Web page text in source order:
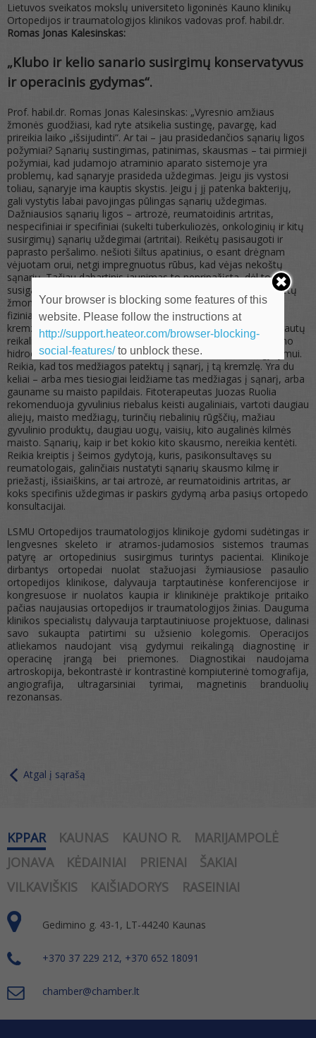
Lietuvos sveikatos mokslų universiteto ligoninės Kauno klinikų
Ortopedijos ir traumatologijos klinikos vadovas prof. habil.dr.
Romas Jonas Kalesinskas:
„Klubo ir kelio sanario susirgimų konservatyvus
ir operacinis gydymas“.
Prof. habil.dr. Romas Jonas Kalesinskas: „Vyresnio amžiaus
žmonės guodžiasi, kad ryte atsikelia sustingę, pavargę, kad
prireikia laiko „išsijudinti“. Ar tai – jau prasidedančios sąnarių ligos
požymiai? Sąnarių sustingimas, patinimas, skausmas – tai pirmieji
požymiai, kad judamojo atraminio aparato sistemoje yra
problemų, kad sąnaryje prasideda uždegimas. Jeigu jis vystosi
toliau, sąnaryje ima kauptis skystis. Jeigu į jį patenka bakterijų,
gali vystytis labai pavojingas pūlingas sąnarių uždegimas.
Dažniausios sąnarių ligos – artrozė, reumatoidinis artritas,
nespecifiniai ir specifiniai (sukelti tuberkuliozės, onkologinių ir kitų
susirgimų) sąnarių uždegimai (artritai). Reikėtų pasisaugoti ir
paprasto peršalimo. nešioti šiltus apatinius, o esant drėgnam
vėjuotam orui, netgi impregnuotus rūbus, kad vėjas nekoštų
sąnarių. Tačiau dabartinis jaunimas to nepripažįsta, dėl to
susigadina sąnarius. Gydytojams tenka konsultuoti 40 -50 metų
žmones, kurie pradeda užsiiminėti neadekvačia gimnastika,
fiziniais krūviais ir pan. Tai suspaudžia, traumuoja sąnarių
kremzlę, kuri atsistatyti nebegali. Labai svarbu, kad sąnariai gautų
reikalingų medžiagų. Jų yra maisto papilduose su gliukozamino
hidrochloridu ir medikamentuose, kurie skiriami sąnarių gydymui.
Reikia, kad tos medžiagos patektų į sąnarį, į tą kremzlę. Yra du
keliai – arba mes tiesiogiai leidžiame tas medžiagas į sąnarį, arba
gauname su maisto papildais. Fitoterapeutas Juozas Ruolia
rekomenduoja gyvulinius riebalus keisti augaliniais, vartoti daugiau
aliejų, maisto medžiagų, turinčių riebalinių rūgščių, mažiau
gyvulinio produktų, daugiau uogų, vaisių, kito augalinės kilmės
maisto. Sąnarių, kaip ir bet kokio kito skausmo, nereikia kentėti.
Reikia kreiptis į šeimos gydytoją, kuris, pasikonsultavęs su
reumatologais, galinčiais nustatyti sąnarių skausmo kilmę ir
priežastį, išsiaiškins, ar tai artrozė, ar reumatoidinis artritas, ar
koks specifinis uždegimas ir paskirs gydymą arba pasiųs ortopedo
konsultacijai.
LSMU Ortopedijos traumatologijos klinikoje gydomi sudėtingas ir
lengvesnes skeleto ir atramos-judamosios sistemos traumas
patyrę ar ortopedinius susirgimus turintys pacientai. Klinikoje
dirbantys ortopedai nuolat stažuojasi žymiausiose pasaulio
ortopedijos klinikose, dalyvauja tarptautinėse konferencijose ir
kongresuose ir nuolatos kaupia ir klinikinėje praktikoje pritaiko
pačias naujausias ortopedijos ir traumatologijos žinias. Dauguma
klinikos specialistų dalyvauja tarptautiniuose projektuose, dalinasi
savo sukaupta patirtimi su užsienio kolegomis. Operacijos
atliekamos naudojant visą gydymui reikalingą diagnostinę ir
operacinę įrangą bei priemones. Diagnostikai naudojama
artroskopija, bekontrastė ir kontrastinė kompiuterinė tomografija,
angiografija, ultragarsiniai tyrimai, magnetinis branduolių
rezonansas.
Atgal į sąrašą
KPPAR KAUNAS KAUNO R.
MARIJAMPOLĖ
JONAVA
KĖDAINIAI PRIENAI
ŠAKIAI
VILKAVIŠKIS
KAIŠIADORYS RASEINIAI
Gedimino g. 43-1, LT-44240 Kaunas
+370 37 229 212, +370 652 18091
chamber@chamber.lt
Your browser is blocking some features of this
website. Please follow the instructions at
http://support.heateor.com/browser-blocking-
social-features/to unblock these.